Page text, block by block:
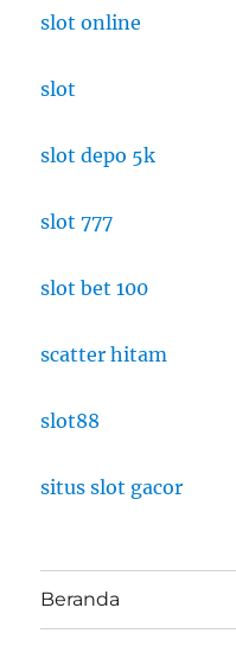
slot online
slot
slot depo 5k
slot 777
slot bet 100
scatter hitam
slot88
situs slot gacor
Beranda